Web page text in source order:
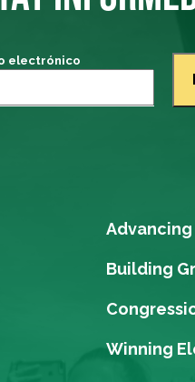
electrónico
Building
Winning